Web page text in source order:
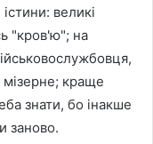
великі
"кров'ю"; на
мізерне; краще
знати, бо інакше
заново.